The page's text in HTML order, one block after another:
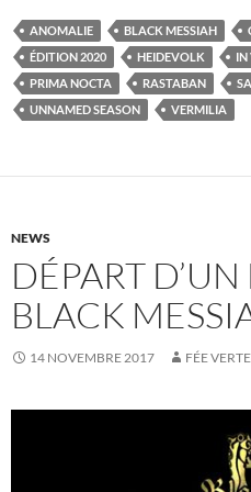
ANOMALIE BLACK MESSIAH
ÉDITION 2020
HEIDEVOLK IN
PRIMA NOCTA
RASTABAN
UNNAMED SEASON
VERMILIA
NEWS
DÉPART
BLACK
14 NOVEMBRE 2017 FÉE VERTE